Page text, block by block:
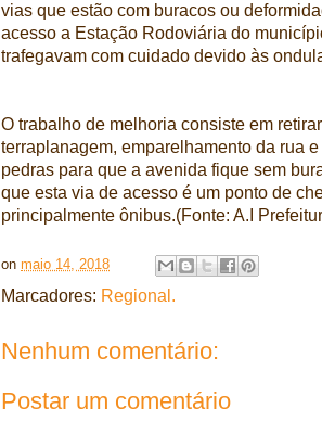
vias que estão com buracos ou
acesso a Estação Rodoviária do
trafegavam com cuidado devido às
O trabalho de melhoria consiste em
terraplanagem, emparelhamento da rua
pedras para que a avenida fique sem
que esta via de acesso é um ponto de
principalmente ônibus.(Fonte: A.I
on maio 14, 2018
Marcadores: Regional.
Nenhum comentário:
Postar um comentário